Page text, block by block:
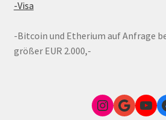
-Visa
-Bitcoin und Etherium auf Anfrage
größer EUR 2.000,-
Instagram
Google Link zum FunShop Wien